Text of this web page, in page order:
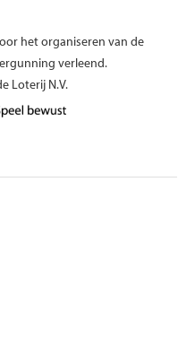
het organiseren van de
verleend.
Loterij N.V.